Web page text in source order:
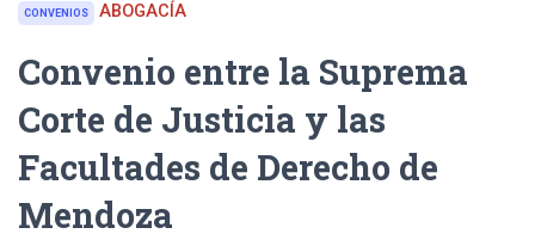
CONVENIOS ABOGACÍA
Convenio entre la Suprema
Corte de Justicia y las
Facultades de Derecho de
Mendoza